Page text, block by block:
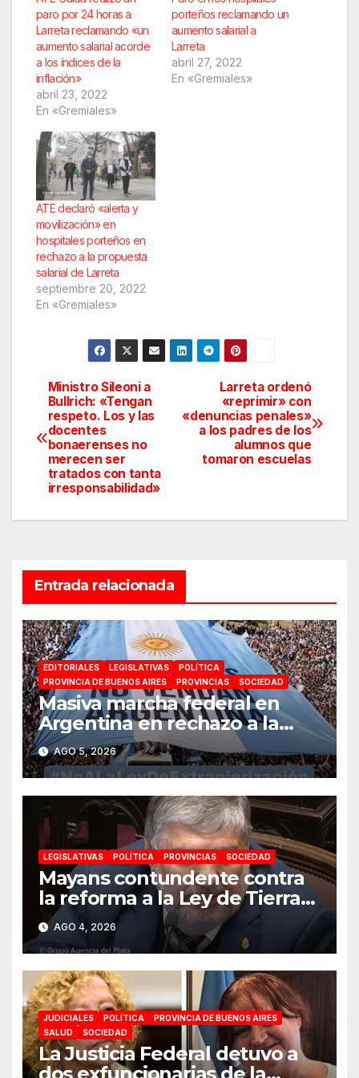
paro por 24 horas a
Larreta reclamando «un
aumento salarial acorde
a los índices de la
inflación»
abril 23, 2022
En «Gremiales»
porteños reclamando un
aumento salarial a
Larreta
abril 27, 2022
En «Gremiales»
ATE declaró «alerta y
movilización» en
hospitales porteños en
rechazo a la propuesta
salarial de Larreta
septiembre 20, 2022
En «Gremiales»
Navegación
de
entradas
Larreta ordenó
«reprimir» con
«denuncias penales»
a los padres de los
alumnos que
tomaron escuelas
Ministro Sileoni a
Bullrich: «Tengan
respeto. Los y las
docentes
bonaerenses no
merecen ser
tratados con tanta
irresponsabilidad»
Entrada relacionada
EDITORIALES LEGISLATIVAS
POLÍTICA
PROVINCIA DE BUENOS AIRES
PROVINCIAS SOCIEDAD
Masiva marcha federal en
Argentina en rechazo a la
reforma de la Ley de Tierras
impulsada por Milei: «La
soberanía no se negocia»
AGO 5, 2026
LEGISLATIVAS POLÍTICA PROVINCIAS SOCIEDAD
Mayans contundente contra
la reforma a la Ley de Tierras:
«Esta ley vende el país»
AGO 4, 2026
JUDICIALES POLÍTICA
PROVINCIA DE BUENOS AIRES
SALUD
SOCIEDAD
La Justicia Federal detuvo a
dos exfuncionarias de la